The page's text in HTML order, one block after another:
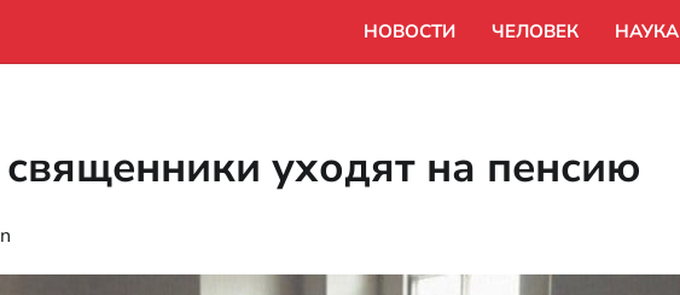
НОВОСТИ ЧЕЛОВЕК НАУКА
уходят на пенсию